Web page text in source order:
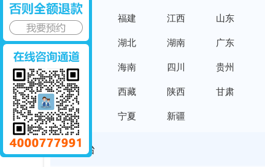
安徽 福建 江西 山东
河南 湖北 湖南 广东
广西 海南 四川 贵州
云南 西藏 陕西 甘肃
青海 宁夏 新疆
港澳台